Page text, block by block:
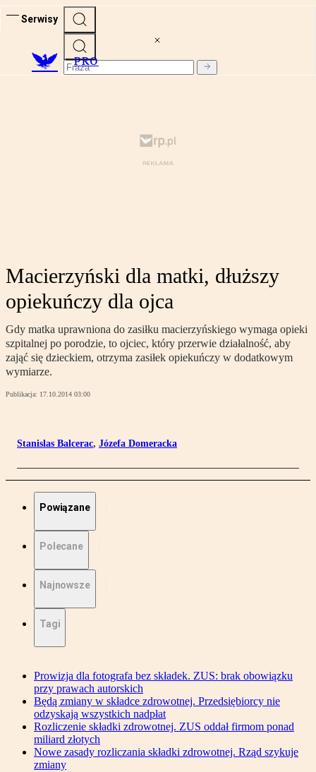
Serwisy
PRO
Macierzyński dla matki, dłuższy
opiekuńczy dla ojca
Gdy matka uprawniona do zasiłku macierzyńskiego wymaga opieki
szpitalnej po porodzie, to ojciec, który przerwie działalność, aby
zająć się dzieckiem, otrzyma zasiłek opiekuńczy w dodatkowym
wymiarze.
Publikacja: 17.10.2014 03:00
Stanislas Balcerac, Józefa Domeracka
Powiązane
Polecane
Najnowsze
Tagi
Prowizja dla fotografa bez składek. ZUS: brak obowiązku
przy prawach autorskich
Będą zmiany w składce zdrowotnej. Przedsiębiorcy nie
odzyskają wszystkich nadpłat
Rozliczenie składki zdrowotnej. ZUS oddał firmom ponad
miliard złotych
Nowe zasady rozliczania składki zdrowotnej. Rząd szykuje
zmiany